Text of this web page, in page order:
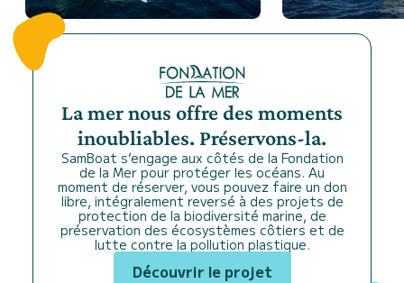
La mer nous offre des moments
inoubliables. Préservons-la.
SamBoat s’engage aux côtés de la Fondation
de la Mer pour protéger les océans. Au
moment de réserver, vous pouvez faire un don
libre, intégralement reversé à des projets de
protection de la biodiversité marine, de
préservation des écosystèmes côtiers et de
lutte contre la pollution plastique.
Découvrir le projet